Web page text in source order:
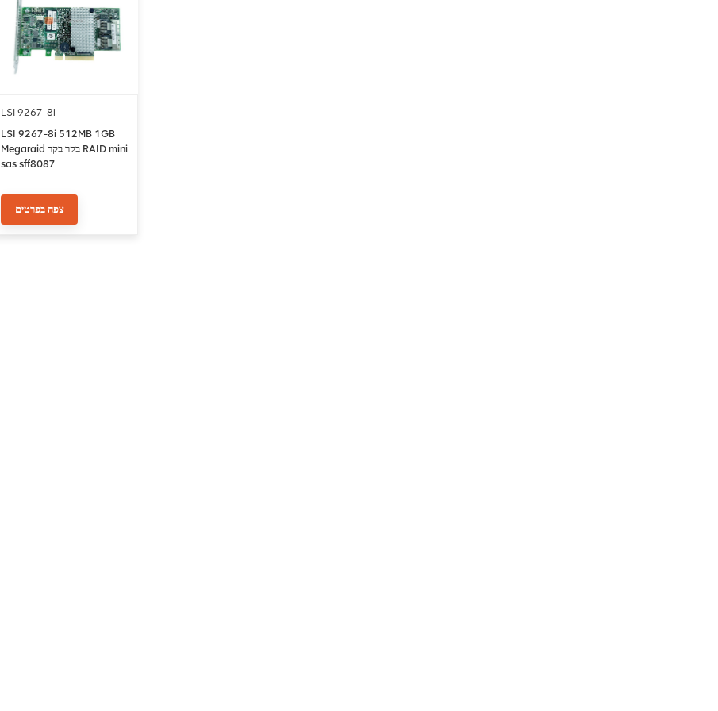
LSI 9267-8i
LSI 9267-8i 512MB 1GB
Megaraid בקר בקר RAID mini
sas sff8087
צפה בפרטים